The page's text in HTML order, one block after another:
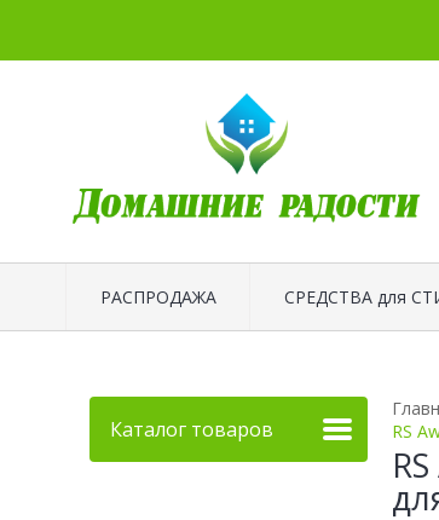
РАСПРОДАЖА СРЕДСТВА для
Каталог товаров
RS